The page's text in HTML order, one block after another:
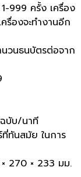
999 ครั้ง เครื่อง
รื่องจะทำงานอีก
วนธนบัตรต่อจาก
ฉบับ/นาที
ที่ทันสมัย ในการ
270 × 233 มม.